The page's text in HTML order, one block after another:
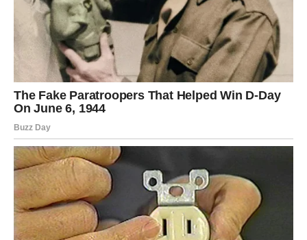
KOJE MENJA SVE
Vodolije doživljavaju iznenadnu promenu plana – ali
pozitivnu. Neko ili nešto ulazi u vaš život neočekivano.
Vaša čarolija je u prihvatanju drugačijeg.
RIBE – MAGIJA KOJA POSTAJE
STVARNOST
Ribe ovog proleća doživljavaju emotivno ispunjenje.
Intuicija vas vodi ka pravim ljudima i pravim odlukama.